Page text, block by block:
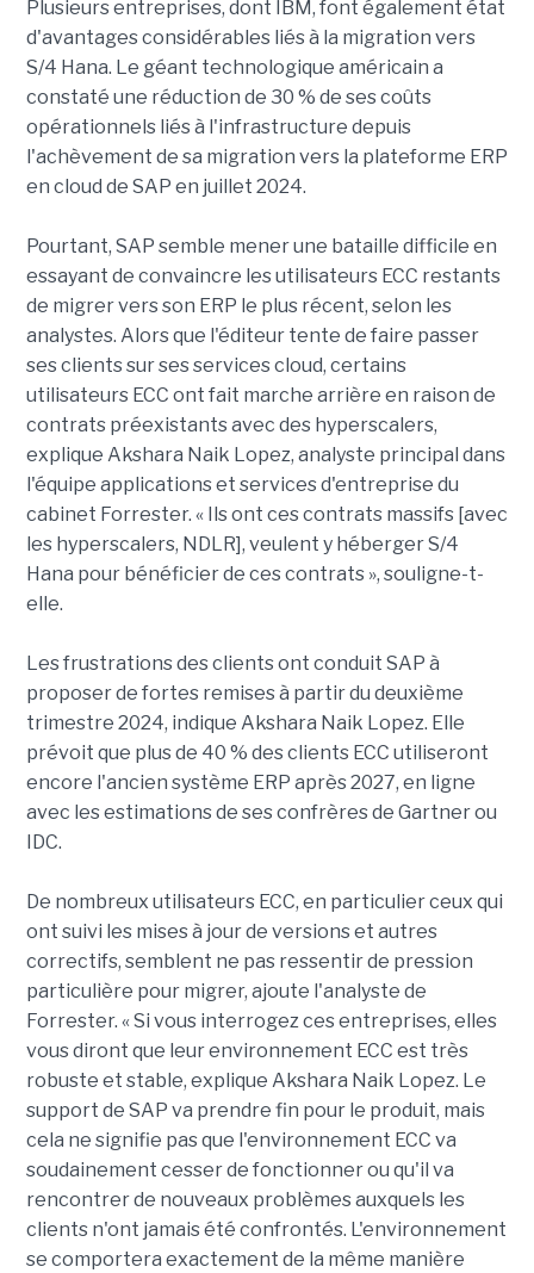
Plusieurs entreprises, dont IBM, font également état
d'avantages considérables liés à la migration vers
S/4 Hana. Le géant technologique américain a
constaté une réduction de 30 % de ses coûts
opérationnels liés à l'infrastructure depuis
l'achèvement de sa migration vers la plateforme ERP
en cloud de SAP en juillet 2024.
Pourtant, SAP semble mener une bataille difficile en
essayant de convaincre les utilisateurs ECC restants
de migrer vers son ERP le plus récent, selon les
analystes. Alors que l'éditeur tente de faire passer
ses clients sur ses services cloud, certains
utilisateurs ECC ont fait marche arrière en raison de
contrats préexistants avec des hyperscalers,
explique Akshara Naik Lopez, analyste principal dans
l'équipe applications et services d'entreprise du
cabinet Forrester. « Ils ont ces contrats massifs [avec
les hyperscalers, NDLR], veulent y héberger S/4
Hana pour bénéficier de ces contrats », souligne-t-
elle.
Les frustrations des clients ont conduit SAP à
proposer de fortes remises à partir du deuxième
trimestre 2024, indique Akshara Naik Lopez. Elle
prévoit que plus de 40 % des clients ECC utiliseront
encore l'ancien système ERP après 2027, en ligne
avec les estimations de ses confrères de Gartner ou
IDC.
De nombreux utilisateurs ECC, en particulier ceux qui
ont suivi les mises à jour de versions et autres
correctifs, semblent ne pas ressentir de pression
particulière pour migrer, ajoute l'analyste de
Forrester. « Si vous interrogez ces entreprises, elles
vous diront que leur environnement ECC est très
robuste et stable, explique Akshara Naik Lopez. Le
support de SAP va prendre fin pour le produit, mais
cela ne signifie pas que l'environnement ECC va
soudainement cesser de fonctionner ou qu'il va
rencontrer de nouveaux problèmes auxquels les
clients n'ont jamais été confrontés. L'environnement
se comportera exactement de la même manière